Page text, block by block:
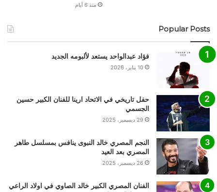
منذ 6 أيام
Popular Posts
فؤاد عبدالواحد يستعد لألبومه الجديد
10 يناير، 2026
حفل تاريخي في الاتحاد ارينا للفنان الكبير حسين
الجسمي
29 ديسمبر، 2025
النجم المصري خالد النبوى ينافس بمسلسل طاهر
المصري بعد العيد
26 ديسمبر، 2025
الفنان المصري الكبير خالد الصاوي في اولاد الراعي